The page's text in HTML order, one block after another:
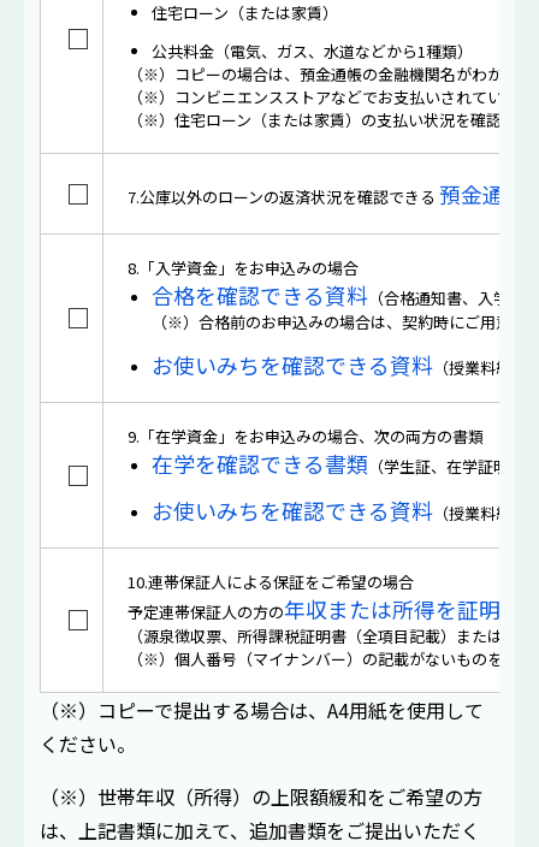
□
住宅ローン（または家賃）
公共料金（電気、ガス、水道などから1種類）
（※）コピーの場合は、預金通帳の金融機関名がわかる
（※）コンビニエンスストアなどでお支払いされている
（※）住宅ローン（または家賃）の支払い状況を確認で
□ 7.公庫以外のローンの返済状況を確認できる 預金通帳
□
8.「入学資金」をお申込みの場合
合格を確認できる資料 （合格通知書、入学許
（※）合格前のお申込みの場合は、契約時にご用意く
お使いみちを確認できる資料 （授業料納付
□
9.「在学資金」をお申込みの場合、次の両方の書類
在学を確認できる書類 （学生証、在学証明書
お使いみちを確認できる資料 （授業料納付
□
10.連帯保証人による保証をご希望の場合
予定連帯保証人の方の年収または所得を証明す
（源泉徴収票、所得課税証明書（全項目記載）または確
（※）個人番号（マイナンバー）の記載がないものをご
（※）コピーで提出する場合は、A4用紙を使用して
ください。
（※）世帯年収（所得）の上限額緩和をご希望の方
は、上記書類に加えて、追加書類をご提出いただく